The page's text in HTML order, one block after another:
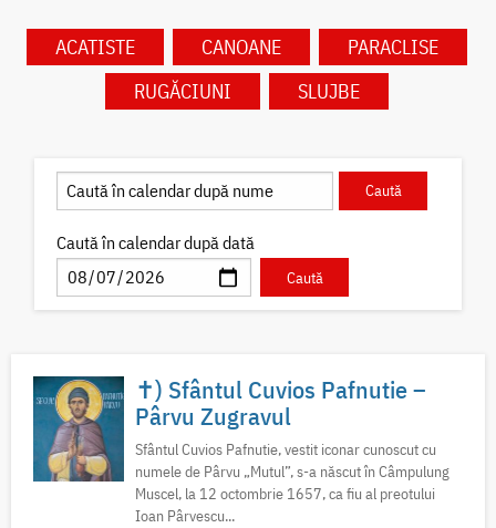
ACATISTE CANOANE
PARACLISE
RUGĂCIUNI
SLUJBE
Caută în calendar după dată
✝) Sfântul Cuvios Pafnutie –
Pârvu Zugravul
Sfântul Cuvios Pafnutie, vestit iconar cunoscut cu
numele de Pârvu „Mutul”, s-a născut în Câmpulung
Muscel, la 12 octombrie 1657, ca fiu al preotului
Ioan Pârvescu...